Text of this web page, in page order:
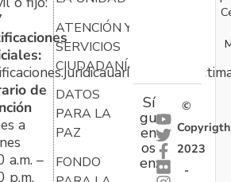
de
a
a.m. –
p.m.
ATENCIÓN Y
SERVICIOS
CIUDADANÍA
DATOS
PARA LA
PAZ
FONDO
Sí
gu
en
os
en:
©
Copyrigth
2023
-